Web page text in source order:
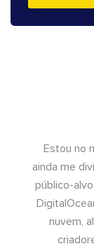
Estou no
ainda me
público-
nuvem,